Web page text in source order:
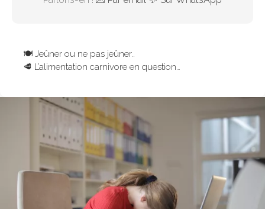
🍽 Jeûner ou ne pas jeûner..
🥩 L’alimentation carnivore en question…